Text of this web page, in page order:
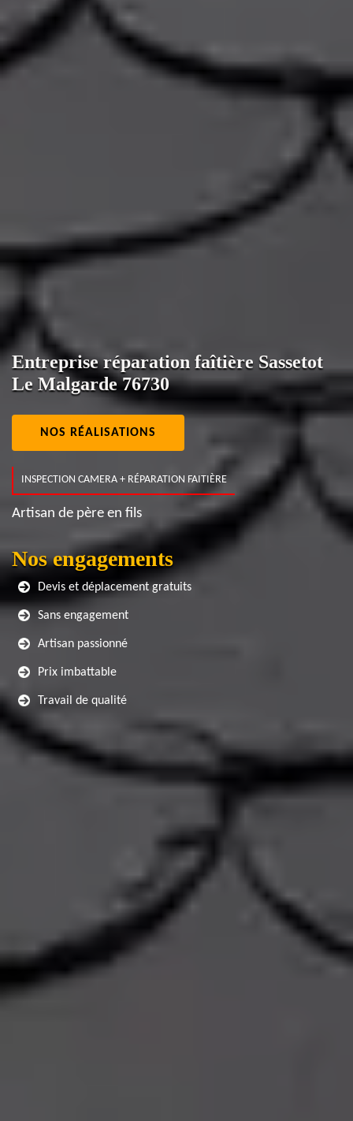
Entreprise réparation faîtière Sassetot
Le Malgarde 76730
NOS RÉALISATIONS
INSPECTION CAMERA + RÉPARATION FAITIÈRE
Artisan de père en fils
Nos engagements
Devis et déplacement gratuits
Sans engagement
Artisan passionné
Prix imbattable
Travail de qualité